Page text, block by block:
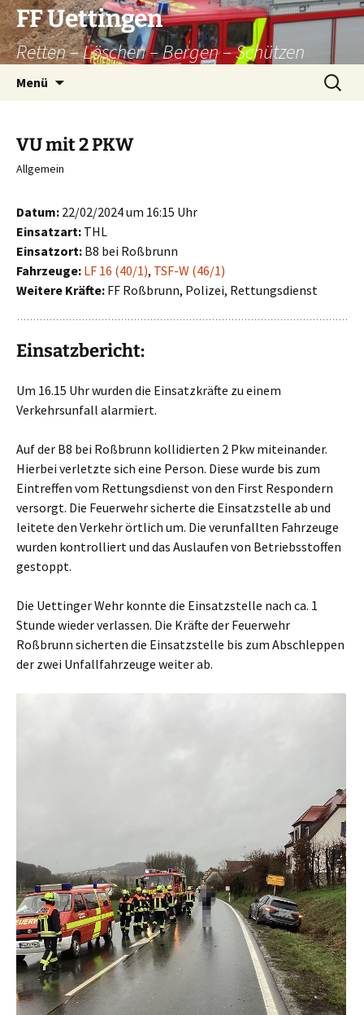
Zum
Inhalt
springen
FF Uettingen
Retten – Löschen – Bergen – Schützen
Menü
Suchen
nach:
VU mit 2 PKW
Allgemein
Datum: 22/02/2024 um 16:15 Uhr
Einsatzart: THL
Einsatzort: B8 bei Roßbrunn
Fahrzeuge: LF 16 (40/1), TSF-W (46/1)
Weitere Kräfte: FF Roßbrunn, Polizei, Rettungsdienst
Einsatzbericht:
Um 16.15 Uhr wurden die Einsatzkräfte zu einem
Verkehrsunfall alarmiert.
Auf der B8 bei Roßbrunn kollidierten 2 Pkw miteinander.
Hierbei verletzte sich eine Person. Diese wurde bis zum
Eintreffen vom Rettungsdienst von den First Respondern
versorgt. Die Feuerwehr sicherte die Einsatzstelle ab und
leitete den Verkehr örtlich um. Die verunfallten Fahrzeuge
wurden kontrolliert und das Auslaufen von Betriebsstoffen
gestoppt.
Die Uettinger Wehr konnte die Einsatzstelle nach ca. 1
Stunde wieder verlassen. Die Kräfte der Feuerwehr
Roßbrunn sicherten die Einsatzstelle bis zum Abschleppen
der zwei Unfallfahrzeuge weiter ab.